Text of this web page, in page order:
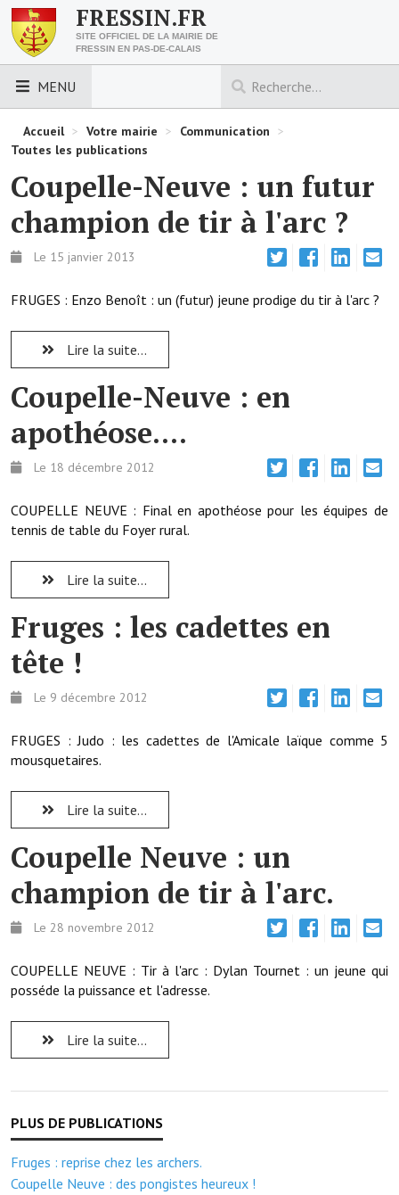
FRESSIN.FR
SITE OFFICIEL DE LA MAIRIE DE
FRESSIN EN PAS-DE-CALAIS
MENU
LES ESSENTIELS
Découvrez Fressin
Venir à Fressin
Urbanisme
Les foulées fressinoises
ACCÈS RAPIDE
Démarches administratives
Projets et travaux en cours
Fêtes et manifestations
Terrains et maisons à vendre
VOTRE MAIRIE
Elus et agents
L'équipe municipale
Le personnel municipal
Les moyens financiers
Note de synthèse financière
Rapport d'orientation budgétaire
Actions et projets
Communication
Le bulletin municipal : Fressinfo & Le Fressinois
Toutes les publications
Le village dans l'intercommunalité
Communauté de communes
Autres groupements
Accueil > Votre mairie > Communication >
Toutes les publications
Coupelle-Neuve : un futur
champion de tir à l'arc ?
Le 15 janvier 2013
FRUGES : Enzo Benoît : un (futur) jeune prodige du tir à l'arc ?
Lire la suite...
Coupelle-Neuve : en
apothéose....
Le 18 décembre 2012
COUPELLE NEUVE : Final en apothéose pour les équipes de
tennis de table du Foyer rural.
Lire la suite...
Fruges : les cadettes en
tête !
Le 9 décembre 2012
FRUGES : Judo : les cadettes de l'Amicale laïque comme 5
mousquetaires.
Lire la suite...
Coupelle Neuve : un
champion de tir à l'arc.
Le 28 novembre 2012
COUPELLE NEUVE : Tir à l'arc : Dylan Tournet : un jeune qui
posséde la puissance et l'adresse.
Lire la suite...
Fruges : reprise chez les archers.
Coupelle Neuve : des pongistes heureux !